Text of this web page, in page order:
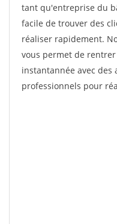
tant qu'entreprise du
facile de trouver des
réaliser rapidement.
vous permet de
instantannée avec des
professionnels pour